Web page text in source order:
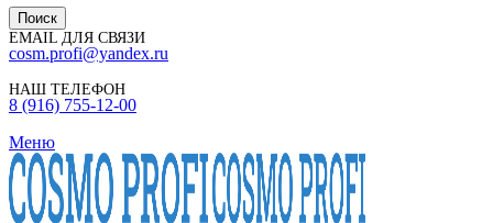
Поиск
EMAIL ДЛЯ СВЯЗИ
cosm.profi@yandex.ru
НАШ ТЕЛЕФОН
8 (916) 755-12-00
Меню